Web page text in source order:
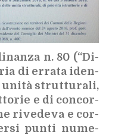
n. 80 (“Di­
di er­ra­ta iden­
uni­tà strut­tu­ra­li,
e di con­cor­
ri­ve­de­va e cor­
pun­ti nu­me­